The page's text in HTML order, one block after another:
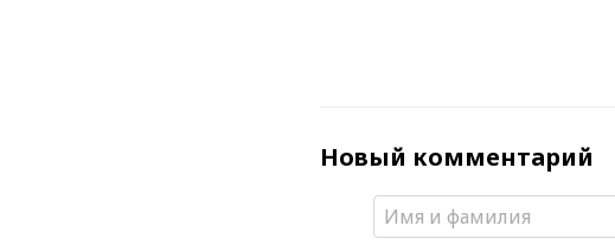
Новый комментарий